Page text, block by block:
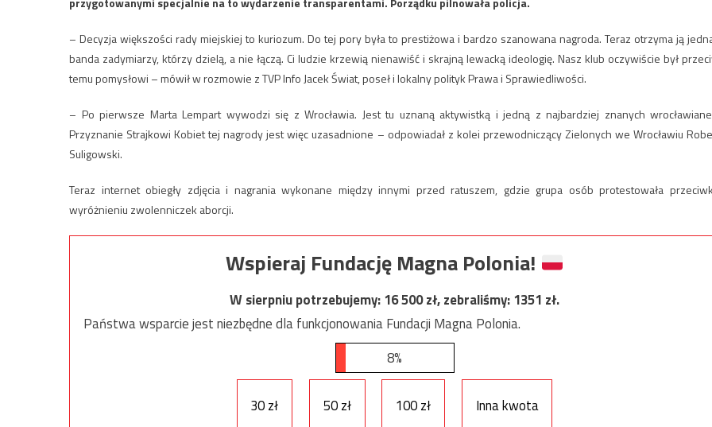
– Decyzja większości rady miejskiej to kuriozum. Do tej pory była to prestiżowa i bardzo szanowana nagroda. Teraz otrzyma ją
banda zadymiarzy, którzy dzielą, a nie łączą. Ci ludzie krzewią nienawiść i skrajną lewacką ideologię. Nasz klub oczywiście był
temu pomysłowi – mówił w rozmowie z TVP Info Jacek Świat, poseł i lokalny polityk Prawa i Sprawiedliwości.
– Po pierwsze Marta Lempart wywodzi się z Wrocławia. Jest tu uznaną aktywistką i jedną z najbardziej znanych
Przyznanie Strajkowi Kobiet tej nagrody jest więc uzasadnione – odpowiadał z kolei przewodniczący Zielonych we Wrocławiu
Suligowski.
Teraz internet obiegły zdjęcia i nagrania wykonane między innymi przed ratuszem, gdzie grupa osób protestowała
wyróżnieniu zwolenniczek aborcji.
Wspieraj Fundację Magna Polonia!
W sierpniu potrzebujemy:16 500zł, zebraliśmy:1351 zł.
Państwa wsparcie jest niezbędne dla funkcjonowania Fundacji Magna Polonia.
8%
30 zł 50 zł 100 zł
Inna kwota